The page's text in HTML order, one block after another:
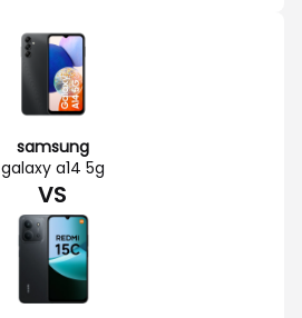
samsung
galaxy a14 5g
VS